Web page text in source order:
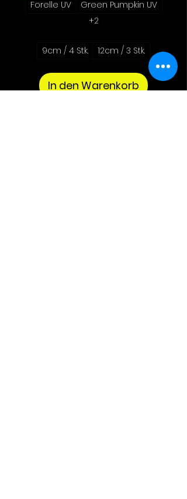
Forelle UV
Green Pumpkin UV
+2
9cm / 4 Stk. 12cm / 3 Stk.
In den Warenkorb